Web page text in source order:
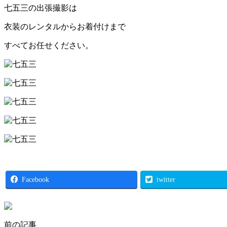
七五三の出張撮影は
衣装のレンタルからお着付けまで
すべてお任せください。
Facebook twitter
前の記事